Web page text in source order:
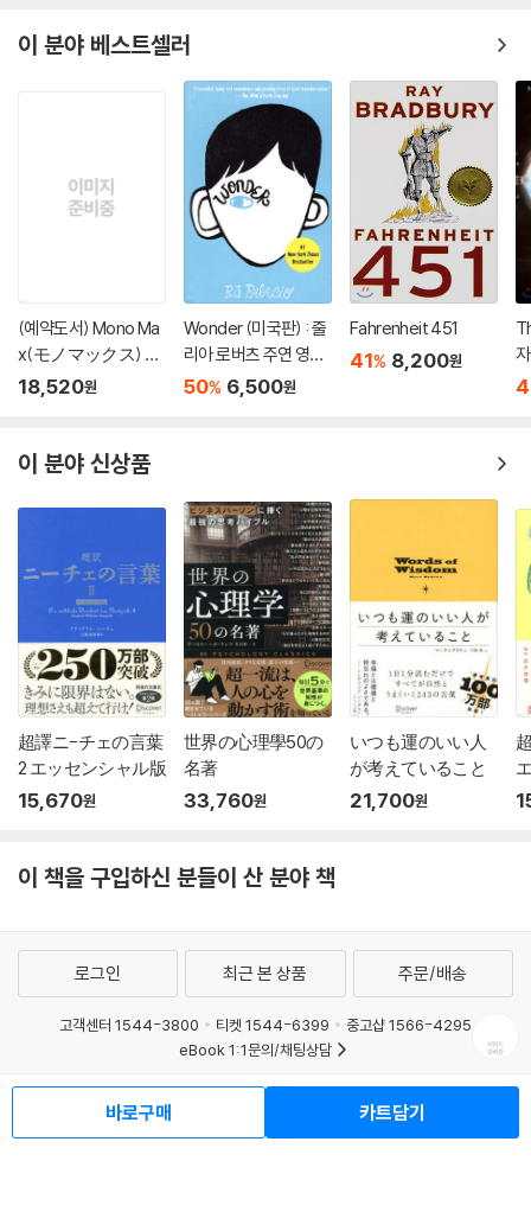
이 분야 베스트셀러
(예약도서) Mono Ma
x(モノマックス) 20
26年10月號
18,520원
Wonder (미국판) : 줄
리아 로버츠 주연 영화
'원더' 원작 소설
50% 6,500원
Fahrenheit 451
41% 8,200원
자
이 분야 신상품
超譯ニ-チェの言葉
2 エッセンシャル版
15,670원
世界の心理學50の
名著
33,760원
いつも運のいい人
が考えていること
21,700원
이 책을 구입하신 분들이 산 분야 책
바로구매 카트담기
로그인 최근 본 상품 주문/배송
고객센터 1544-3800 티켓 1544-6399
중고샵 1566-4295
eBook 1:1문의/채팅상담
예스이십사(주) 사업자 정보
이용약관
청소년보호정책
PC버전
회사소개
거래처관계자께